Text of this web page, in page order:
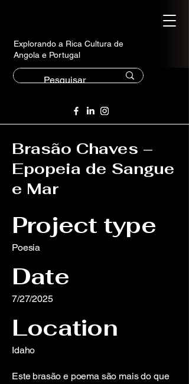
Explorando a Rica Cultura de
Angola e Portugal
Brasão Chaves –
Epopeia de Sangue
e Mar
Project type
Poesia
Date
7/27/2025
Location
Idaho
Este brasão e poema são mais do que